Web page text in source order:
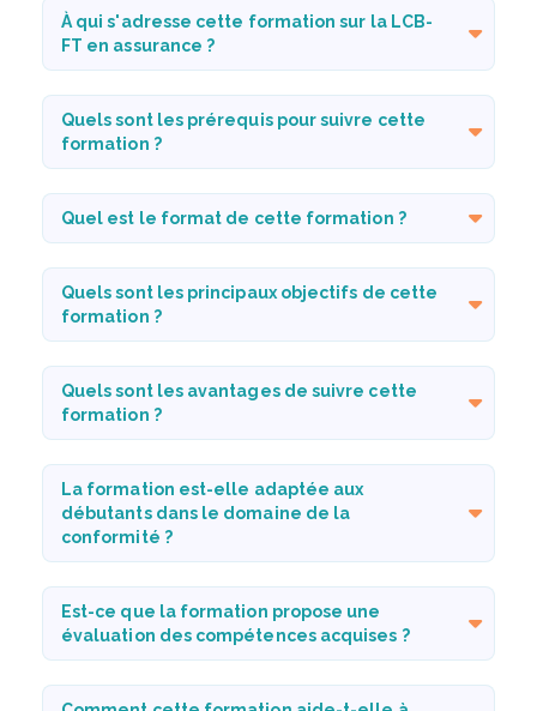
À qui s'adresse cette formation sur la LCB-
FT en assurance ?
Quels sont les prérequis pour suivre cette
formation ?
Quel est le format de cette formation ?
Quels sont les principaux objectifs de cette
formation ?
Quels sont les avantages de suivre cette
formation ?
La formation est-elle adaptée aux
débutants dans le domaine de la
conformité ?
Est-ce que la formation propose une
évaluation des compétences acquises ?